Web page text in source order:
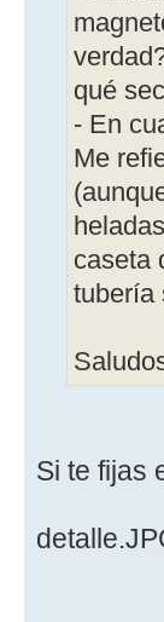
qué
- En
Me
caseta
tubería
Si te fijas